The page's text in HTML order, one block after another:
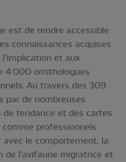
est de rendre accessible
connaissances ­acquises
et aux
4 000 ornithologues
Au travers des 309
par de nombreuses
de tendance et des cartes
professionnels
le comportement, la
de l’avifaune migratrice et